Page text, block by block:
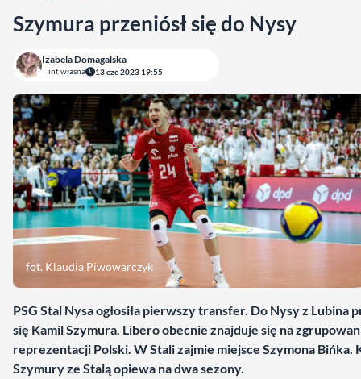
Szymura przeniósł się do Nysy
Izabela Domagalska
inf. własna 13 cze 2023 19:55
fot. Klaudia Piwowarczyk
PSG Stal Nysa ogłosiła pierwszy transfer. Do Nysy z Lubina
się Kamil Szymura. Libero obecnie znajduje się na
reprezentacji Polski. W Stali zajmie miejsce Szymona Bińka.
Szymury ze Stalą opiewa na dwa sezony.